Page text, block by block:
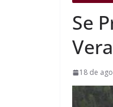
Se
18 de